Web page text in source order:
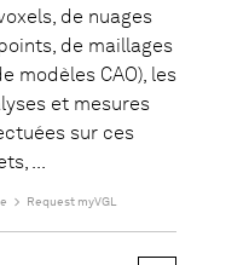
de nuages
de maillages
modèles CAO), les
et mesures
sur ces
...
Request myVGL